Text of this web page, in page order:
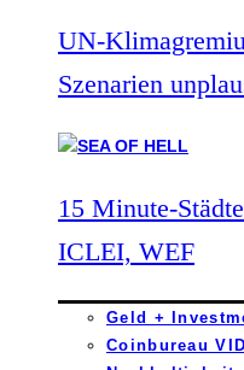
UN-
Szenarien
15 Minute-
ICLEI, WEF
Geld +
Coinbureau